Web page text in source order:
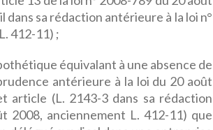
sa rédaction antérieure à la loi n°
412-11) ;
équivalant à une absence de
antérieure à la loi du 20 août
article (L. 2143-3 dans sa rédaction
2008, anciennement L. 412-11) que